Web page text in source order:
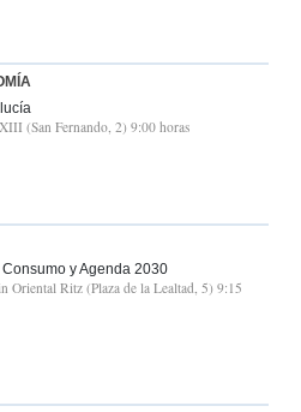
(San Fernando, 2) 9:00 horas
y Agenda 2030
Oriental Ritz (Plaza de la Lealtad, 5) 9:15